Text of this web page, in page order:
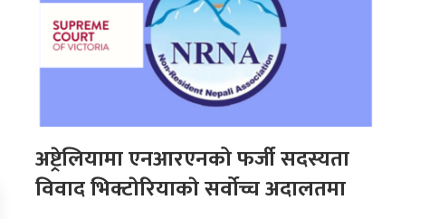
अष्ट्रेलियामा एनआरएनको फर्जी सदस्यता
विवाद भिक्टाेरियाकाे सर्वोच्च अदालतमा